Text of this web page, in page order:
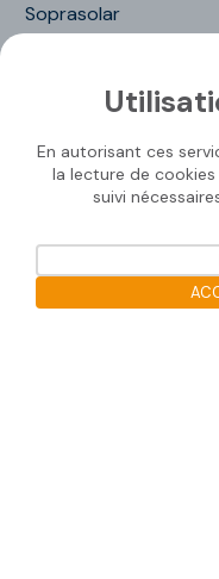
Soprasolar
Nous contacter
Nos solutions
SOPRASOLAR® FIX
SOPRASOLAR® FIX
En autorisant ces
la lecture de
suivi